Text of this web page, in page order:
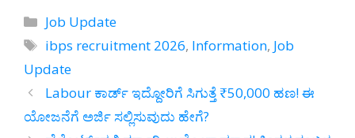
at
s
A
p
p
e
gr
m
e
b
o
k
e
Categories
Job Update
Tags
ibps recruitment 2026, Information, Job
Update
Labour ಕಾರ್ಡ್ ಇದ್ದೋರಿಗೆ ಸಿಗುತ್ತೆ ₹50,000 ಹಣ! ಈ
ಯೋಜನೆಗೆ ಅರ್ಜಿ ಸಲ್ಲಿಸುವುದು ಹೇಗೆ?